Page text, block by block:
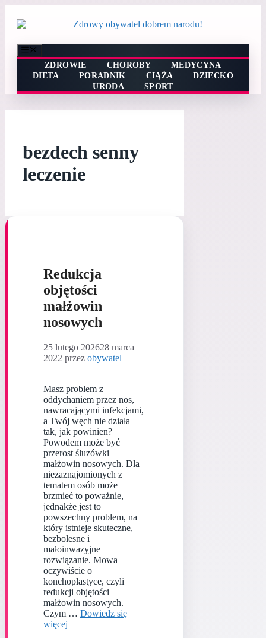
treści
ZDROWIE
CHOROBY
MEDYCYNA
DIETA
PORADNIK CIĄŻA
DZIECKO
URODA
SPORT
bezdech senny
leczenie
Redukcja
objętości
małżowin
nosowych
25 lutego 202628 marca
2022 przez obywatel
Masz problem z
oddychaniem przez nos,
nawracającymi infekcjami,
a Twój węch nie działa
tak, jak powinien?
Powodem może być
przerost śluzówki
małżowin nosowych. Dla
niezaznajomionych z
tematem osób może
brzmieć to poważnie,
jednakże jest to
powszechny problem, na
który istnieje skuteczne,
bezbolesne i
małoinwazyjne
rozwiązanie. Mowa
oczywiście o
konchoplastyce, czyli
redukcji objętości
małżowin nosowych.
Czym … Dowiedz się
więcej